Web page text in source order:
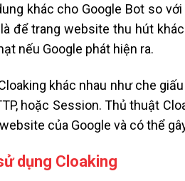
khác cho Google Bot so
để trang website thu hút
nếu Google phát hiện ra.
khác nhau như che
hoặc Session. Thủ thuật
của Google và có thể
dụng Cloaking